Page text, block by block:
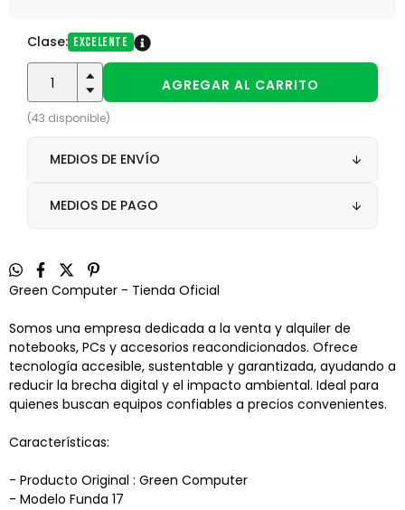
Clase: Excelente
(43 disponible)
MEDIOS DE ENVÍO
MEDIOS DE PAGO
Green Computer - Tienda Oficial
Somos una empresa dedicada a la venta y alquiler de
notebooks, PCs y accesorios reacondicionados. Ofrece
tecnología accesible, sustentable y garantizada, ayudando a
reducir la brecha digital y el impacto ambiental. Ideal para
quienes buscan equipos confiables a precios convenientes.
Características:
- Producto Original : Green Computer
- Modelo Funda 17